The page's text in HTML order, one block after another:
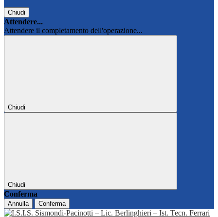
Chiudi
Attendere...
Attendere il completamento dell'operazione...
Chiudi
Chiudi
Conferma
Annulla Conferma